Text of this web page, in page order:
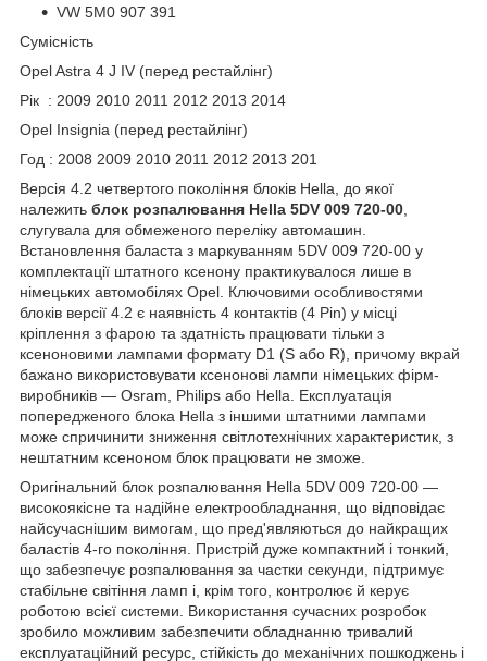
VW 5M0 907 391
Сумісність
Opel Astra 4 J IV (перед рестайлінг)
Рік : 2009 2010 2011 2012 2013 2014
Opel Insignia (перед рестайлінг)
Год : 2008 2009 2010 2011 2012 2013 201
Версія 4.2 четвертого покоління блоків Hella, до якої
належить блок розпалювання Hella 5DV 009 720-00
слугувала для обмеженого переліку автомашин.
Встановлення баласта з маркуванням 5DV 009 720-00 у
комплектації штатного ксенону практикувалося лише в
німецьких автомобілях Opel. Ключовими особливостями
блоків версії 4.2 є наявність 4 контактів (4 Pin) у місці
кріплення з фарою та здатність працювати тільки з
ксеноновими лампами формату D1 (S або R), причому вкрай
бажано використовувати ксенонові лампи німецьких фірм-
виробників — Osram, Philips або Hella. Експлуатація
попередженого блока Hella з іншими штатними лампами
може спричинити зниження світлотехнічних характеристик, з
нештатним ксеноном блок працювати не зможе.
Оригінальний блок розпалювання Hella 5DV 009 720-00 —
високоякісне та надійне електрообладнання, що відповідає
найсучаснішим вимогам, що пред'являються до найкращих
баластів 4-го покоління. Пристрій дуже компактний і тонкий,
що забезпечує розпалювання за частки секунди, підтримує
стабільне світіння ламп і, крім того, контролює й керує
роботою всієї системи. Використання сучасних розробок
зробило можливим забезпечити обладнанню тривалий
експлуатаційний ресурс, стійкість до механічних пошкоджень і